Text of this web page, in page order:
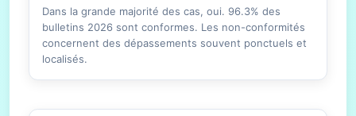
Dans la grande majorité des cas, oui. 96.3% des
bulletins 2026 sont conformes. Les non-conformités
concernent des dépassements souvent ponctuels et
localisés.